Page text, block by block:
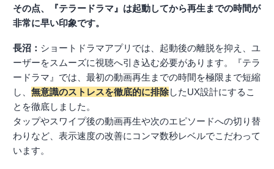
その点、『テラードラマ』は起動してから再生までの時間が
非常に早い印象です。
長沼： ショートドラマアプリでは、起動後の離脱を抑え、ユ
ーザーをスムーズに視聴へ引き込む必要があります。『テラ
ードラマ』では、最初の動画再生までの時間を極限まで短縮
し、 無意識のストレスを徹底的に排除したUX設計にするこ
とを徹底しました。
タップやスワイプ後の動画再生や次のエピソードへの切り替
わりなど、表示速度の改善にコンマ数秒レベルでこだわって
います。